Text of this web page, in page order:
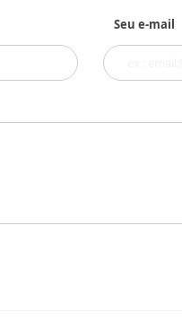
Seu e-mail